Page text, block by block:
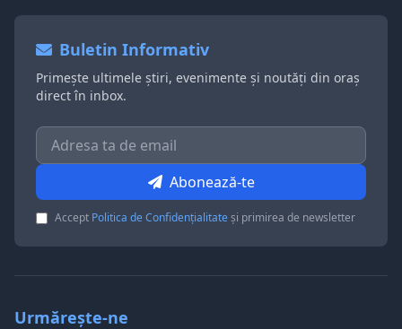
Buletin Informativ
Primește ultimele știri, evenimente și noutăți din oraș
direct în inbox.
Abonează-te
Accept Politica de Confidențialitateși primirea de newsletter
Urmărește-ne